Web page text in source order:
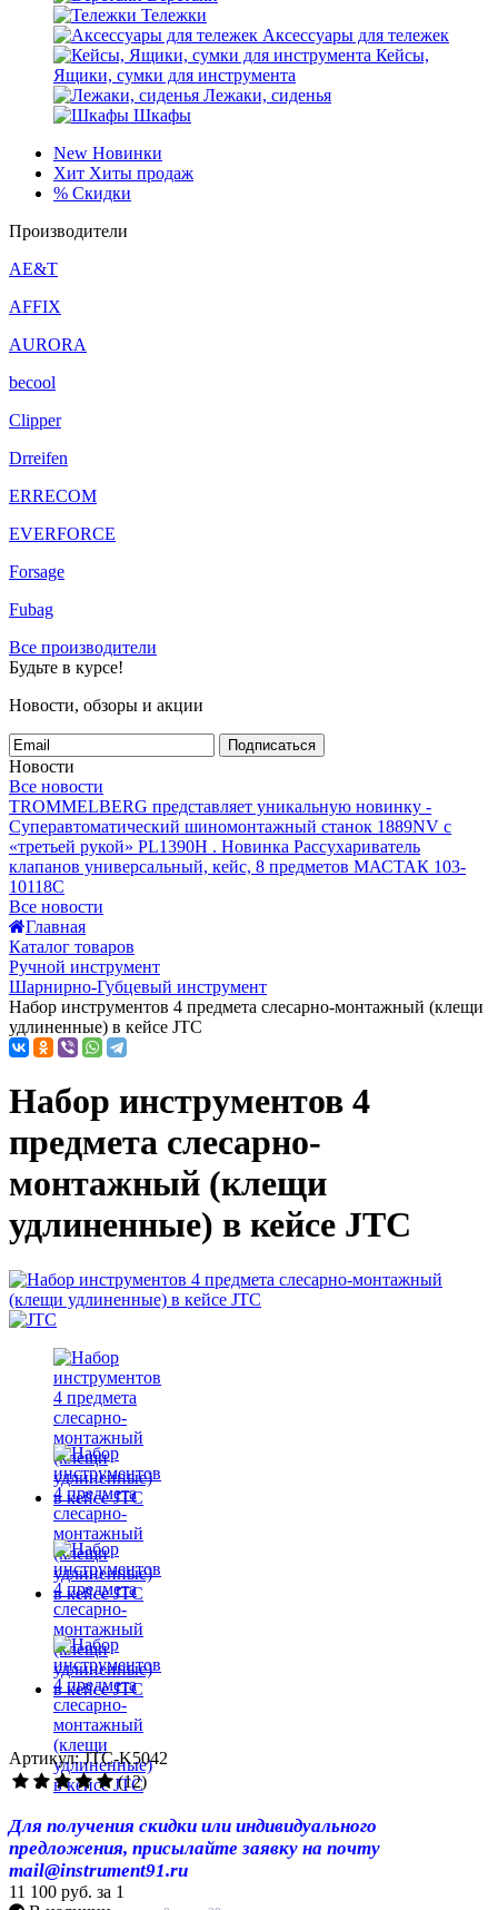
Тележки
Аксессуары для тележек
Кейсы,
Ящики, сумки для инструмента
Лежаки, сиденья
Шкафы
New Новинки
Хит Хиты продаж
% Скидки
Производители
AE&T
AFFIX
AURORA
becool
Clipper
Drreifen
ERRECOM
EVERFORCE
Forsage
Fubag
Все производители
Будьте в курсе!
Новости, обзоры и акции
Подписаться
Новости
Все новости
TROMMELBERG представляет уникальную новинку -
Суперавтоматический шиномонтажный станок 1889NV с
«третьей рукой» PL1390H . Новинка Рассухариватель
клапанов универсальный, кейс, 8 предметов МАСТАК 103-
10118C
Все новости
Главная
Каталог товаров
Ручной инструмент
Шарнирно-Губцевый инструмент
Набор инструментов 4 предмета слесарно-монтажный (клещи
удлиненные) в кейсе JTC
Набор инструментов 4
предмета слесарно-
монтажный (клещи
удлиненные) в кейсе JTC
Артикул: JTC-K5042
(12)
Для получения скидки или индивидуального
предложения, присылайте заявку на почту
mail@instrument91.ru
11 100 руб. за 1